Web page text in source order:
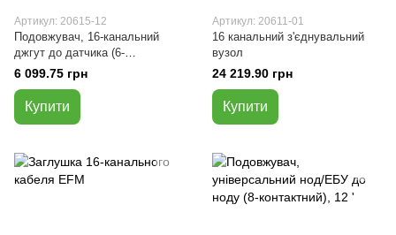
Артикул: 20615-12
Подовжувач, 16-канальний
джгут до датчика (6-
контактний), 12 '
6 099.75 грн
Купити
Артикул: 20611-01
16 канальний з'єднувальний
вузол
24 219.90 грн
Купити